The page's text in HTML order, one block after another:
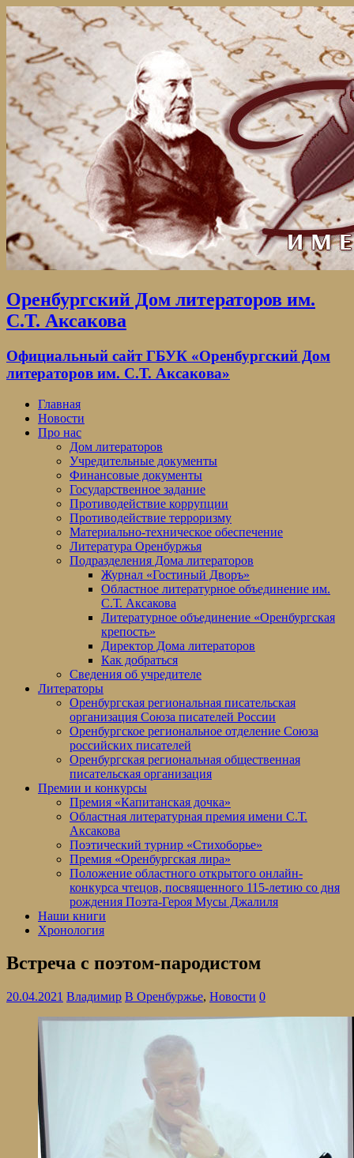
Оренбургский Дом литераторов им.
С.Т. Аксакова
Официальный сайт ГБУК «Оренбургский Дом
литераторов им. С.Т. Аксакова»
Главная
Новости
Про нас
Дом литераторов
Учредительные документы
Финансовые документы
Государственное задание
Противодействие коррупции
Противодействие терроризму
Материально-техническое обеспечение
Литература Оренбуржья
Подразделения Дома литераторов
Журнал «Гостиный Дворъ»
Областное литературное объединение им.
С.Т. Аксакова
Литературное объединение «Оренбургская
крепость»
Директор Дома литераторов
Как добраться
Сведения об учредителе
Литераторы
Оренбургская региональная писательская
организация Союза писателей России
Оренбургское региональное отделение Союза
российских писателей
Оренбургская региональная общественная
писательская организация
Премии и конкурсы
Премия «Капитанская дочка»
Областная литературная премия имени С.Т.
Аксакова
Поэтический турнир «Стихоборье»
Премия «Оренбургская лира»
Положение областного открытого онлайн-
конкурса чтецов, посвященного 115-летию со дня
рождения Поэта-Героя Мусы Джалиля
Наши книги
Хронология
Встреча с поэтом-пародистом
20.04.2021 Владимир В Оренбуржье, Новости 0